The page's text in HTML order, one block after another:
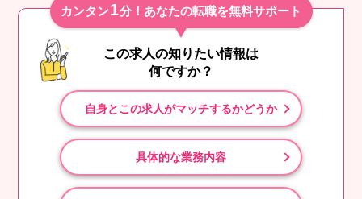
カンタン1分！あなたの転職を無料サポート
この求人の知りたい情報は
何ですか？
自身とこの求人がマッチするかどうか
具体的な業務内容